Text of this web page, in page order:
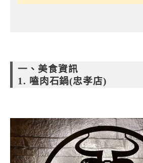
一、美食資訊
1. 嗑肉石鍋(忠孝店)